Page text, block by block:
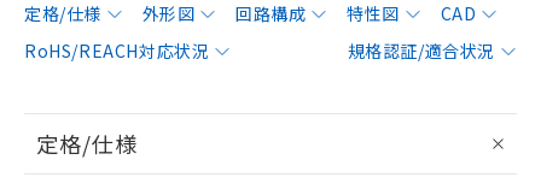
定格/仕様 外形図 回路構成 特性図
CAD
RoHS/REACH対応状況
規格認証/適合状況
定格/仕様